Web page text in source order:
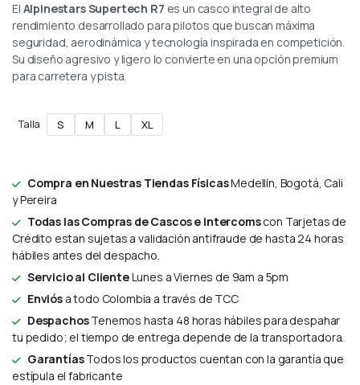
El Alpinestars Supertech R7 es un casco integral de alto
rendimiento desarrollado para pilotos que buscan máxima
seguridad, aerodinámica y tecnología inspirada en competición.
Su diseño agresivo y ligero lo convierte en una opción premium
para carretera y pista.
Talla S M L XL
Compra en Nuestras Tiendas FísicasMedellín, Bogotá, Cali
y Pereira
Todas las Compras de Cascos e Intercomscon Tarjetas de
Crédito estan sujetas a validación antifraude de hasta 24 horas
hábiles antes del despacho.
Servicio al ClienteLunes a Viernes de 9am a 5pm
Enviósa todo Colombia a través de TCC
DespachosTenemos hasta 48 horas hábiles para despahar
tu pedido; el tiempo de entrega depende de la transportadora.
GarantíasTodos los productos cuentan con la garantía que
estípula el fabricante